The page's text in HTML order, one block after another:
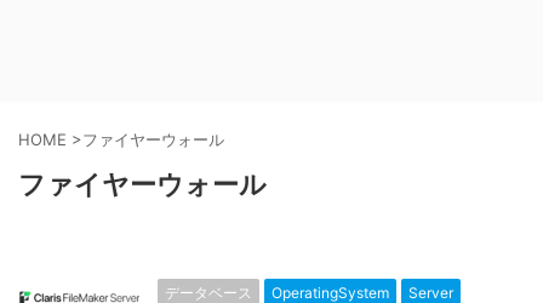
HOME >ファイヤーウォール
ファイヤーウォール
データベース OperatingSystem Server